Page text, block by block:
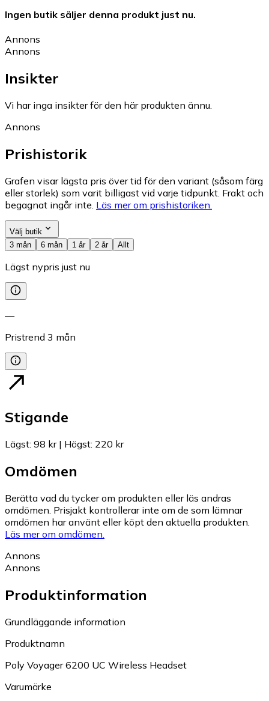
Ingen butik säljer denna produkt just nu.
Annons
Annons
Insikter
Vi har inga insikter för den här produkten ännu.
Annons
Prishistorik
Grafen visar lägsta pris över tid för den variant (såsom färg
eller storlek) som varit billigast vid varje tidpunkt. Frakt och
begagnat ingår inte. Läs mer om prishistoriken.
Välj butik
3 mån
6 mån 1 år 2 år Allt
Lägst nypris just nu
—
Pristrend 3 mån
Stigande
Lägst: 98 kr| Högst: 220 kr
Omdömen
Berätta vad du tycker om produkten eller läs andras
omdömen. Prisjakt kontrollerar inte om de som lämnar
omdömen har använt eller köpt den aktuella produkten.
Läs mer om omdömen.
Annons
Annons
Produktinformation
Grundläggande information
Produktnamn
Poly Voyager 6200 UC Wireless Headset
Varumärke